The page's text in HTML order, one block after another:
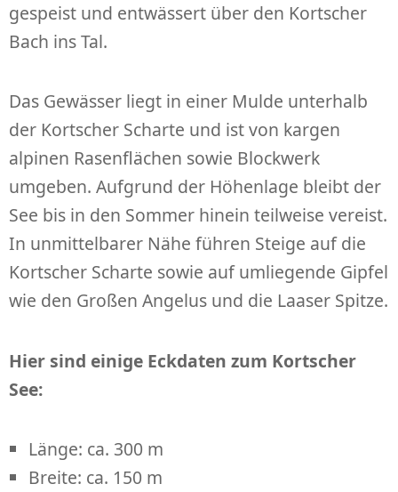
gespeist und entwässert über den Kortscher
Bach ins Tal.
Das Gewässer liegt in einer Mulde unterhalb
der Kortscher Scharte und ist von kargen
alpinen Rasenflächen sowie Blockwerk
umgeben. Aufgrund der Höhenlage bleibt der
See bis in den Sommer hinein teilweise vereist.
In unmittelbarer Nähe führen Steige auf die
Kortscher Scharte sowie auf umliegende Gipfel
wie den Großen Angelus und die Laaser Spitze.
Hier sind einige Eckdaten zum Kortscher
See:
Länge: ca. 300 m
Breite: ca. 150 m